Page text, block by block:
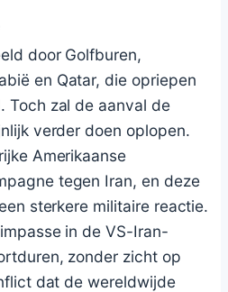
door Golfburen,
en Qatar, die opriepen
Toch zal de aanval de
verder doen oplopen.
Amerikaanse
tegen Iran, en deze
sterkere militaire reactie.
in de VS-Iran-
zonder zicht op
dat de wereldwijde